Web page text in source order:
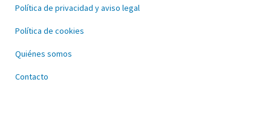
Política de privacidad y aviso legal
Política de cookies
Quiénes somos
Contacto